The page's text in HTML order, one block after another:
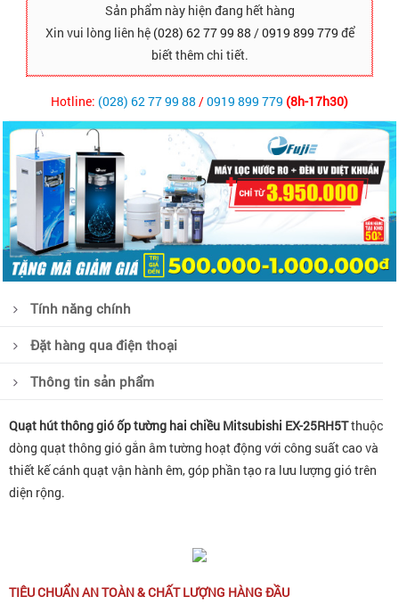
Sản phẩm này hiện đang hết hàng
Xin vui lòng liên hệ (028) 62 77 99 88 /0919 899 779 để
biết thêm chi tiết.
Hotline: (028) 62 77 99 88 /0919 899 779 (8h-17h30)
Tính năng chính
Đặt hàng qua điện thoại
Thông tin sản phẩm
Quạt hút thông gió ốp tường hai chiều Mitsubishi EX-25RH5Tthuộc
dòng quạt thông gió gắn âm tường hoạt động với công suất cao và
thiết kế cánh quạt vận hành êm, góp phần tạo ra lưu lượng gió trên
diện rộng.
TIÊU CHUẨN AN TOÀN & CHẤT LƯỢNG HÀNG ĐẦU